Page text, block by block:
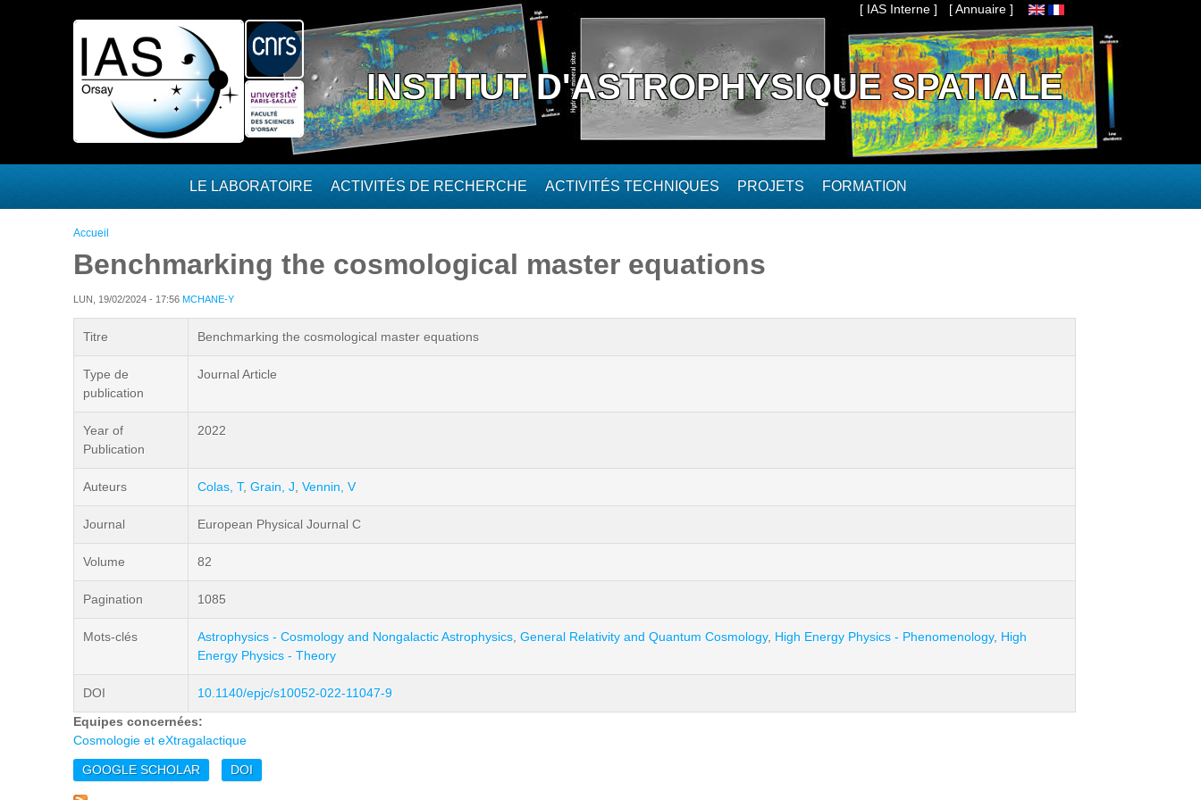
[ IAS Interne ] [ Annuaire ]
INSTITUT D'ASTROPHYSIQUE SPATIALE
LE LABORATOIRE ACTIVITÉS DE RECHERCHE ACTIVITÉS TECHNIQUES PROJETS FORMATION
Vous êtes ici
Accueil
Benchmarking the cosmological master equations
LUN, 19/02/2024 - 17:56 MCHANE-Y
Titre Benchmarking the cosmological master equations
Type de
publication
Journal Article
Year of
Publication
2022
Auteurs Colas, T, Grain, J Vennin, V
Journal European Physical Journal C
Volume 82
Pagination 1085
Mots-clés Astrophysics - Cosmology and Nongalactic Astrophysics General Relativity and Quantum Cosmology, High Energy Physics - Phenomenology, High
Energy Physics - Theory
DOI
10.1140/epjc/s10052-022-11047-9
Equipes concernées:
Cosmologie et eXtragalactique
GOOGLE SCHOLAR DOI